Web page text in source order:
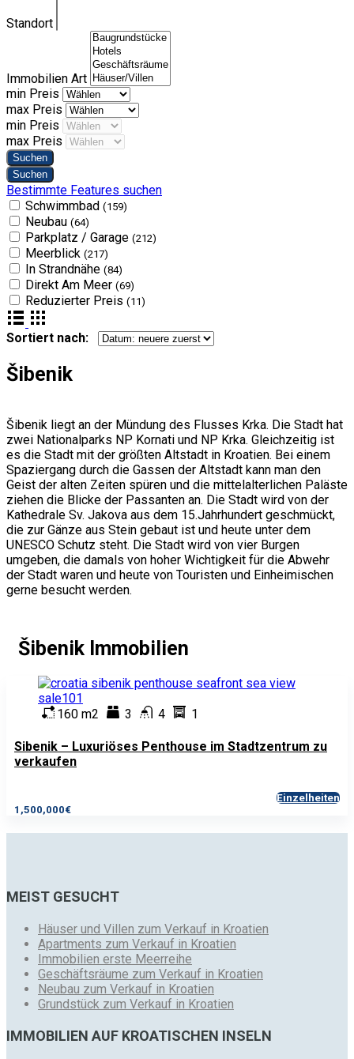
Standort
Immobilien Art
min Preis
max Preis
min Preis
max Preis
Bestimmte Features suchen
Schwimmbad (159)
Neubau (64)
Parkplatz / Garage (212)
Meerblick (217)
In Strandnähe (84)
Direkt Am Meer (69)
Reduzierter Preis (11)
Sortiert nach:
Šibenik
Šibenik liegt an der Mündung des Flusses Krka. Die Stadt hat
zwei Nationalparks NP Kornati und NP Krka. Gleichzeitig ist
es die Stadt mit der größten Altstadt in Kroatien. Bei einem
Spaziergang durch die Gassen der Altstadt kann man den
Geist der alten Zeiten spüren und die mittelalterlichen Paläste
ziehen die Blicke der Passanten an. Die Stadt wird von der
Kathedrale Sv. Jakova aus dem 15.Jahrhundert geschmückt,
die zur Gänze aus Stein gebaut ist und heute unter dem
UNESCO Schutz steht. Die Stadt wird von vier Burgen
umgeben, die damals von hoher Wichtigkeit für die Abwehr
der Stadt waren und heute von Touristen und Einheimischen
gerne besucht werden.
Šibenik Immobilien
160 m2 3 4 1
Sibenik – Luxuriöses Penthouse im Stadtzentrum zu
verkaufen
1,500,000€
Einzelheiten
MEIST GESUCHT
Häuser und Villen zum Verkauf in Kroatien
Apartments zum Verkauf in Kroatien
Immobilien erste Meerreihe
Geschäftsräume zum Verkauf in Kroatien
Neubau zum Verkauf in Kroatien
Grundstück zum Verkauf in Kroatien
IMMOBILIEN AUF KROATISCHEN INSELN